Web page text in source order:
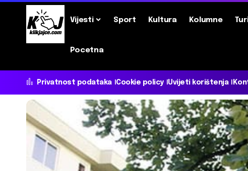
Vijesti Sport Kultura Kolumne
Pocetna
Privatnost podataka Cookie policy Uvijeti korištenja